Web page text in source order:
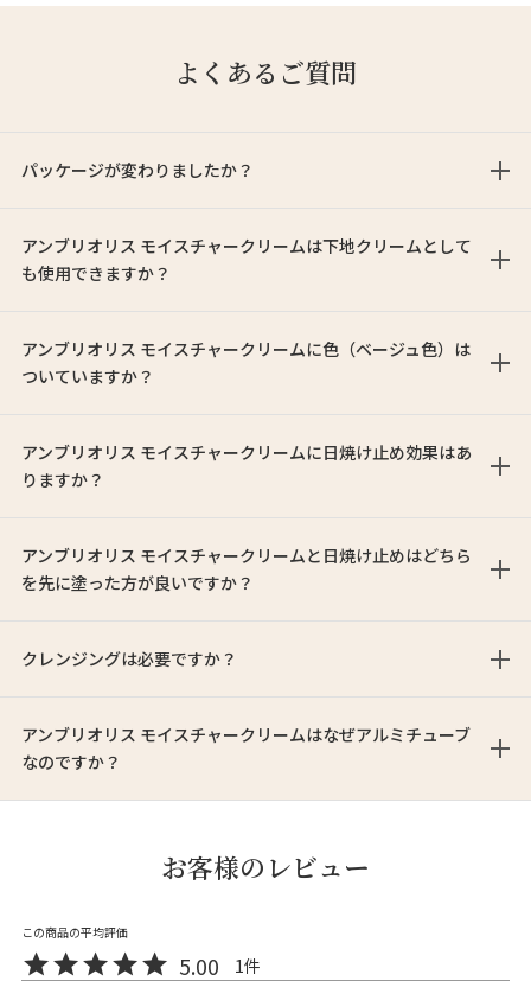
よくあるご質問
パッケージが変わりましたか？
アンブリオリス モイスチャークリームは下地クリームとして
も使用できますか？
アンブリオリス モイスチャークリームに色（ベージュ色）は
ついていますか？
アンブリオリス モイスチャークリームに日焼け止め効果はあ
りますか？
アンブリオリス モイスチャークリームと日焼け止めはどちら
を先に塗った方が良いですか？
クレンジングは必要ですか？
アンブリオリス モイスチャークリームはなぜアルミチューブ
なのですか？
お客様のレビュー
5.00
1